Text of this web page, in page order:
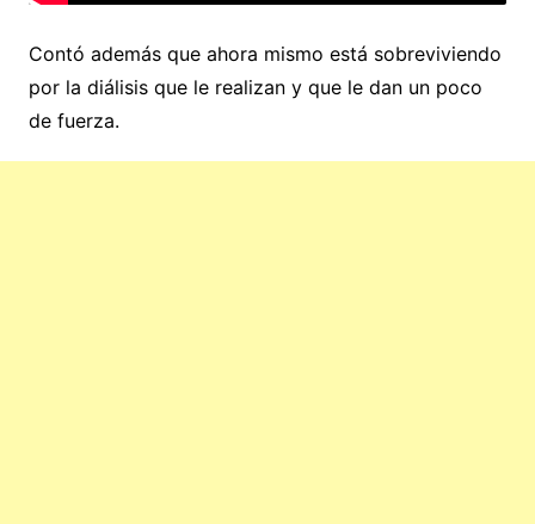
Contó además que ahora mismo está sobreviviendo
por la diálisis que le realizan y que le dan un poco
de fuerza.